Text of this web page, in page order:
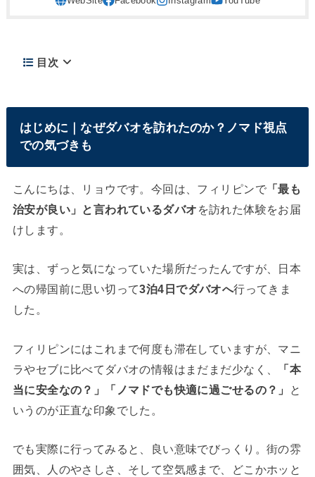
目次
はじめに｜なぜダバオを訪れたのか？ノマド視点
での気づきも
こんにちは、リョウです。今回は、フィリピンで「最も
治安が良い」と言われているダバオ を訪れた体験をお届
けします。
実は、ずっと気になっていた場所だったんですが、日本
への帰国前に思い切って3泊4日でダバオへ行ってきま
した。
フィリピンにはこれまで何度も滞在していますが、マニ
ラやセブに比べてダバオの情報はまだまだ少なく、
「本
当に安全なの？」「ノマドでも快適に過ごせるの？」
と
いうのが正直な印象でした。
でも実際に行ってみると、良い意味でびっくり。街の雰
囲気、人のやさしさ、そして空気感まで、どこかホッと